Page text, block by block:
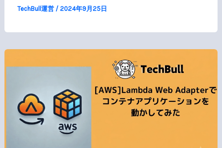
TechBull運営 / 2024年9月25日